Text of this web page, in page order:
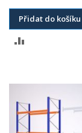
Přidat do košíku
POROVNÁNÍ